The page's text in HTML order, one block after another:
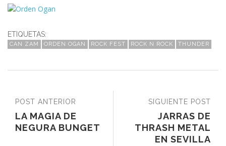
ETIQUETAS:
CAN ZAM ORDEN OGAN ROCK FEST ROCK N ROCK THUNDER
SIGUIENTE POST
JARRAS DE
THRASH METAL
EN SEVILLA
POST ANTERIOR
LA MAGIA DE
NEGURA BUNGET